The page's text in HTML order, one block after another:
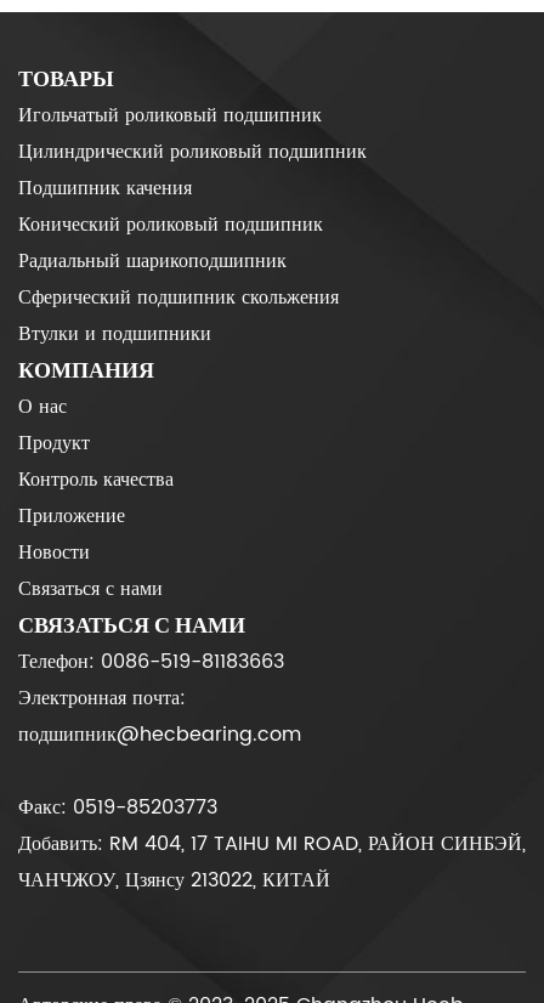
ТОВАРЫ
Игольчатый роликовый подшипник
Цилиндрический роликовый подшипник
Подшипник качения
Конический роликовый подшипник
Радиальный шарикоподшипник
Сферический подшипник скольжения
Втулки и подшипники
КОМПАНИЯ
О нас
Продукт
Контроль качества
Приложение
Новости
Связаться с нами
СВЯЗАТЬСЯ С НАМИ
Телефон: 0086-519-81183663
Электронная почта:
подшипник@hecbearing.com
Факс: 0519-85203773
Добавить: RM 404, 17 TAIHU MI ROAD, РАЙОН СИНБЭЙ,
ЧАНЧЖОУ, Цзянсу 213022, КИТАЙ